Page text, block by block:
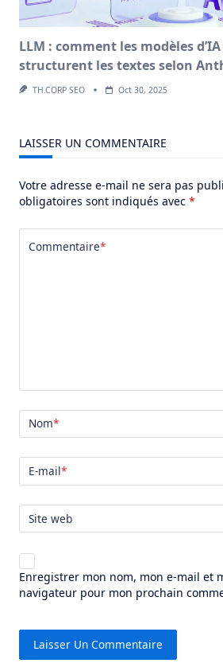
LLM : comment les modèles
structurent les textes selon
TH.CORP SEO Oct 30, 2025
LAISSER UN COMMENTAIRE
Votre adresse e-mail ne sera pas
obligatoires sont indiqués avec *
Commentaire*
Nom*
E-mail*
Site web
Enregistrer mon nom, mon e-mail et
navigateur pour mon prochain